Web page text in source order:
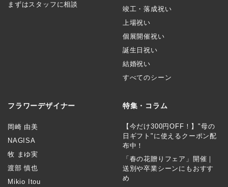
まずはスタッフに相談
竣工・落成祝い
上場祝い
個展開催祝い
誕生日祝い
結婚祝い
すべてのシーン
フラワーデザイナー
岡崎 由美
NAGISA
牧 まゆ実
渡部 慎也
Mikio Itou
特集・コラム
【今だけ300円OFF！】"母の
日ギフト"に使えるクーポン配
布中！
「春の花贈りフェア」開催｜
送別や卒業シーンにもおすす
め